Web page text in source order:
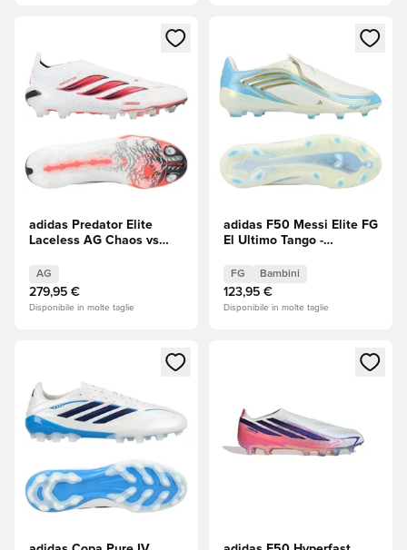
Apre una finestra modale per accedere o registrarsi come
adidas Predator Elite
Laceless AG Chaos vs
AG
279,95 €
Disponibile in molte taglie
Apre una finestra modale
adidas F50 Messi Elite FG
El Ultimo Tango -
Burst/Icey Blue Bambini
FG Bambini
123,95 €
Disponibile in molte taglie
Apre una finestra modale per accedere o registrarsi come
Apre una finestra modale